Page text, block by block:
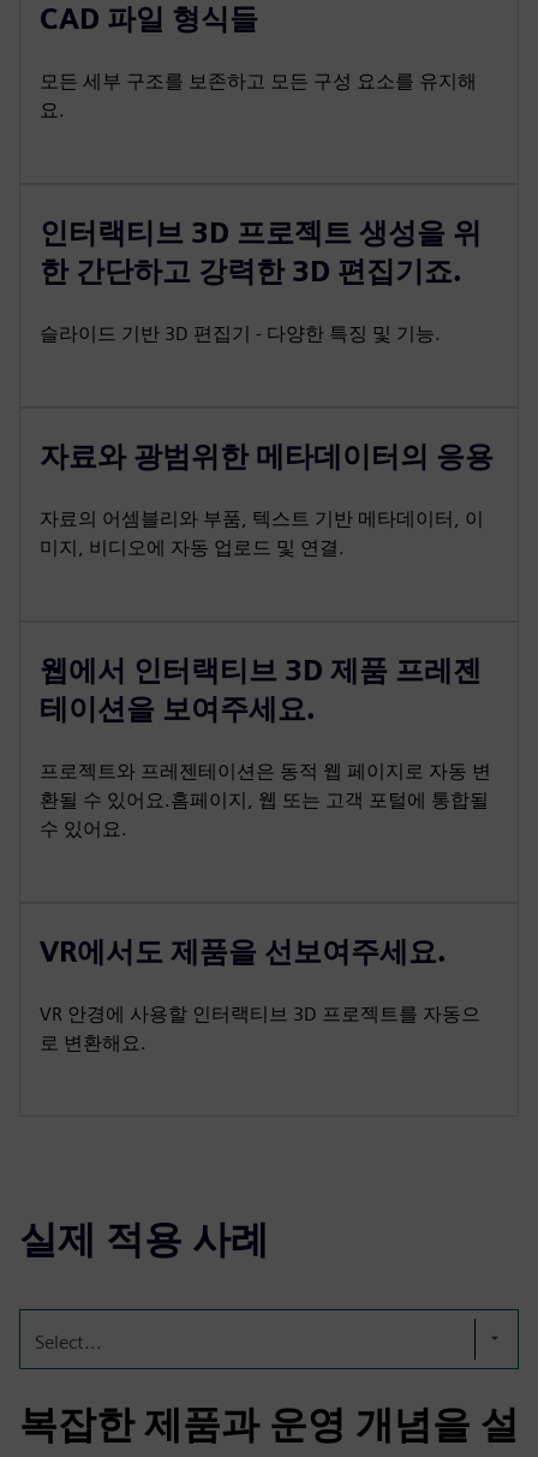
CAD 파일 형식들
모든 세부 구조를 보존하고 모든 구성 요소를 유지해
요.
인터랙티브 3D 프로젝트 생성을 위
한 간단하고 강력한 3D 편집기죠.
슬라이드 기반 3D 편집기 - 다양한 특징 및 기능.
자료와 광범위한 메타데이터의 응용
자료의 어셈블리와 부품, 텍스트 기반 메타데이터, 이
미지, 비디오에 자동 업로드 및 연결.
웹에서 인터랙티브 3D 제품 프레젠
테이션을 보여주세요.
프로젝트와 프레젠테이션은 동적 웹 페이지로 자동 변
환될 수 있어요.홈페이지, 웹 또는 고객 포털에 통합될
수 있어요.
VR에서도 제품을 선보여주세요.
VR 안경에 사용할 인터랙티브 3D 프로젝트를 자동으
로 변환해요.
실제 적용 사례
Select...
복잡한 제품과 운영 개념을 설